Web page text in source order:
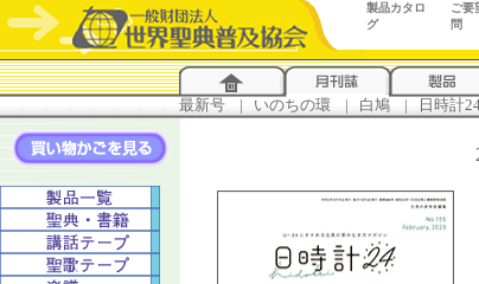
製品カタロ
グ
ご要
問
最新号 | いのちの環 | 白鳩 | 日時計